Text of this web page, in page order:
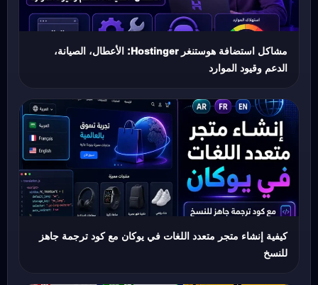
مشاكل استضافة هوستنغر Hostinger: الأعطال، الصيانة،
الدعم وقيود الموارد
كيفية إنشاء متجر متعدد اللغات في يوكان مع كود ترجمة جاهز
للنسخ